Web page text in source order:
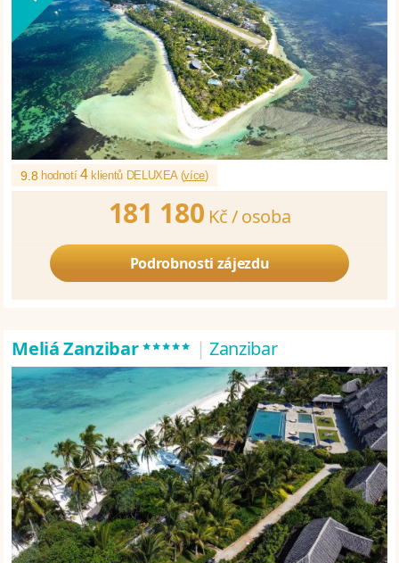
9.8 hodnotí4klientů DELUXEA (více)
181 180 Kč /osoba
Podrobnosti zájezdu
Meliá Zanzibar***** | Zanzibar